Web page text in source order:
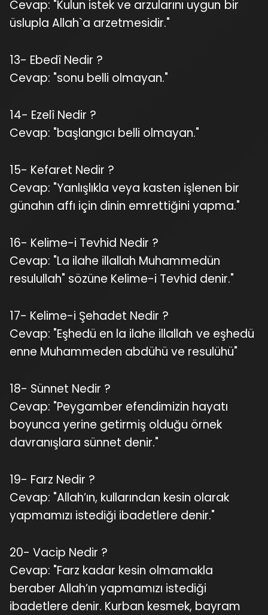
Cevap: "Kulun istek ve arzularını uygun bir
üslupla Allah`a arzetmesidir."
13- Ebedî Nedir ?
Cevap: "sonu belli olmayan."
14- Ezelî Nedir ?
Cevap: "başlangıcı belli olmayan."
15- Kefaret Nedir ?
Cevap: "Yanlışlıkla veya kasten işlenen bir
günahın affı için dinin emrettiğini yapma."
16- Kelime-i Tevhid Nedir ?
Cevap: "La ilahe illallah Muhammedün
resulullah" sözüne Kelime-i Tevhid denir."
17- Kelime-i Şehadet Nedir ?
Cevap: "Eşhedü en la ilahe illallah ve eşhedü
enne Muhammeden abdühü ve resulühü"
18- Sünnet Nedir ?
Cevap: "Peygamber efendimizin hayatı
boyunca yerine getirmiş olduğu örnek
davranışlara sünnet denir."
19- Farz Nedir ?
Cevap: "Allah’ın, kullarından kesin olarak
yapmamızı istediği ibadetlere denir."
20- Vacip Nedir ?
Cevap: "Farz kadar kesin olmamakla
beraber Allah’ın yapmamızı istediği
ibadetlere denir. Kurban kesmek, bayram